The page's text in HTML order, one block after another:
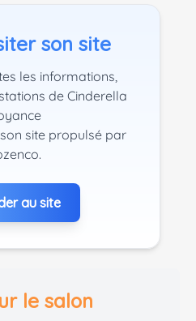
son site
les informations,
de Cinderella
site propulsé par
au site
le salon